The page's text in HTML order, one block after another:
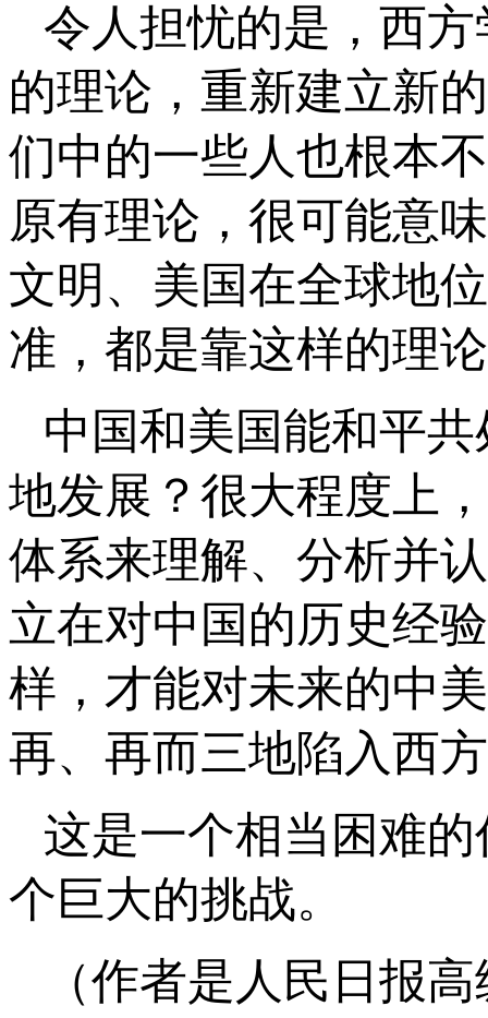
令人担忧的是，西
的理论，重新建立新
们中的一些人也根本
原有理论，很可能意
文明、美国在全球地
准，都是靠这样的理
中国和美国能和平
地发展？很大程度上
体系来理解、分析并
立在对中国的历史经
样，才能对未来的中
再、再而三地陷入西
这是一个相当困难
个巨大的挑战。
（作者是人民日报